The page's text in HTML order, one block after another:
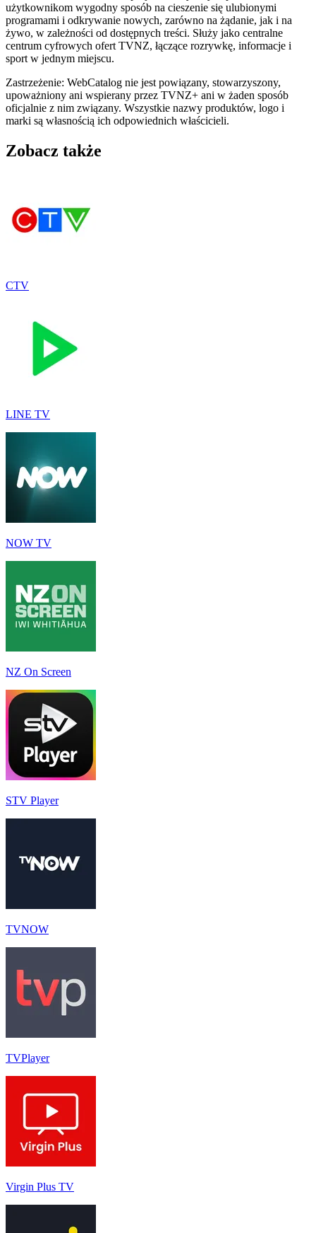
użytkownikom wygodny sposób na cieszenie się ulubionymi
programami i odkrywanie nowych, zarówno na żądanie, jak i na
żywo, w zależności od dostępnych treści. Służy jako centralne
centrum cyfrowych ofert TVNZ, łączące rozrywkę, informacje i
sport w jednym miejscu.
Zastrzeżenie: WebCatalog nie jest powiązany, stowarzyszony,
upoważniony ani wspierany przez TVNZ+ ani w żaden sposób
oficjalnie z nim związany. Wszystkie nazwy produktów, logo i
marki są własnością ich odpowiednich właścicieli.
Zobacz także
CTV
LINE TV
NOW TV
NZ On Screen
STV Player
TVNOW
TVPlayer
Virgin Plus TV